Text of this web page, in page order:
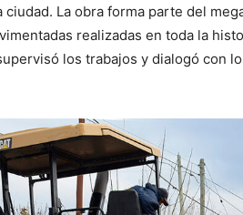
La obra forma parte del
realizadas en toda la
los trabajos y dialogó con